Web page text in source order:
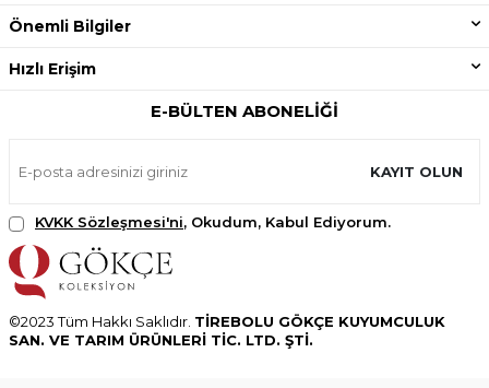
Önemli Bilgiler
Hızlı Erişim
E-BÜLTEN ABONELIĞI
KAYIT OLUN
KVKK Sözleşmesi'ni, Okudum, Kabul Ediyorum.
©2023 Tüm Hakkı Saklıdır. TİREBOLU GÖKÇE KUYUMCULUK
SAN. VE TARIM ÜRÜNLERİ TİC. LTD. ŞTİ.